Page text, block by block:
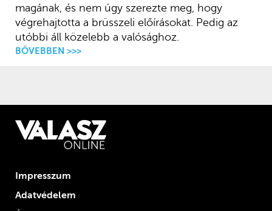
magának, és nem úgy szerezte meg, hogy
végrehajtotta a brüsszeli előírásokat. Pedig az
utóbbi áll közelebb a valósághoz.
BŐVEBBEN >>>
Impresszum
Adatvédelem